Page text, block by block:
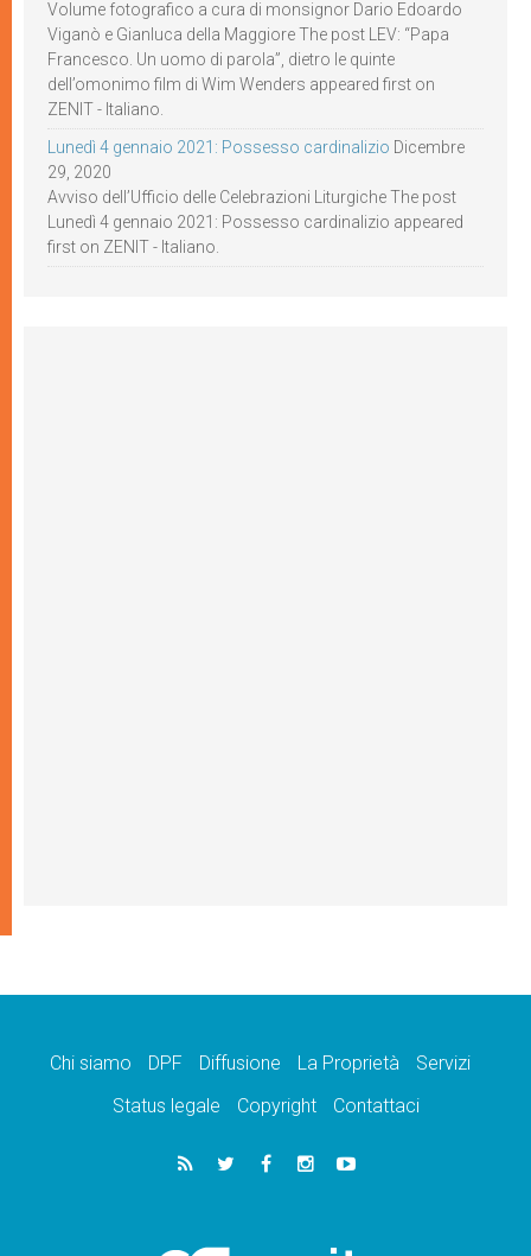
Volume fotografico a cura di monsignor Dario Edoardo
Viganò e Gianluca della Maggiore The post LEV: “Papa
Francesco. Un uomo di parola”, dietro le quinte
dell’omonimo film di Wim Wenders appeared first on
ZENIT - Italiano.
Lunedì 4 gennaio 2021: Possesso cardinalizio Dicembre
29, 2020
Avviso dell’Ufficio delle Celebrazioni Liturgiche The post
Lunedì 4 gennaio 2021: Possesso cardinalizio appeared
first on ZENIT - Italiano.
Chi siamo DPF Diffusione La Proprietà
Servizi
Status legale
Copyright Contattaci